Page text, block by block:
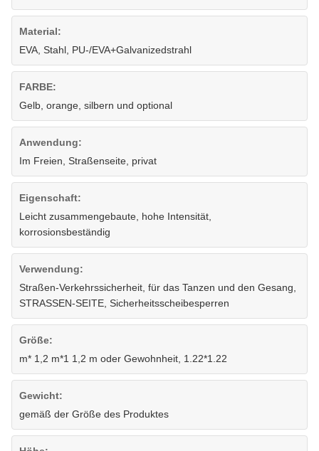
Material:
EVA, Stahl, PU-/EVA+Galvanizedstrahl
FARBE:
Gelb, orange, silbern und optional
Anwendung:
Im Freien, Straßenseite, privat
Eigenschaft:
Leicht zusammengebaute, hohe Intensität,
korrosionsbeständig
Verwendung:
Straßen-Verkehrssicherheit, für das Tanzen und den Gesang,
STRASSEN-SEITE, Sicherheitsscheibesperren
Größe:
m* 1,2 m*1 1,2 m oder Gewohnheit, 1.22*1.22
Gewicht:
gemäß der Größe des Produktes